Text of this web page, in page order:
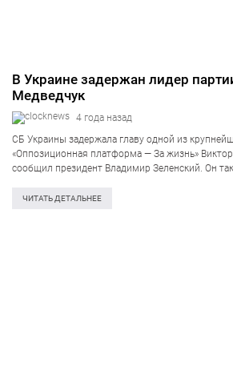
В Украине задержан лидер
Медведчук
4 года назад
СБ Украины задержала главу одной из
«Оппозиционная платформа — За жизнь»
сообщил президент Владимир Зеленский. Он
человек сидит на стуле в…
ЧИТАТЬ ДЕТАЛЬНЕЕ